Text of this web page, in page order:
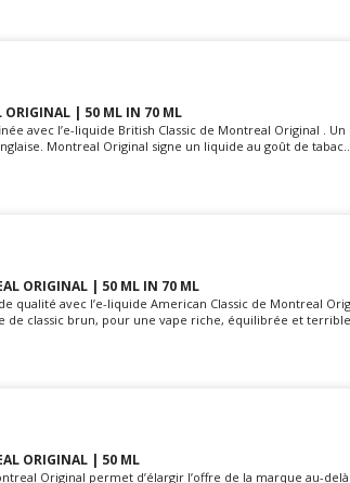
ORIGINAL | 50 ML IN 70 ML
avec l’e-liquide British Classic de Montreal Original .
Montreal Original signe un liquide au goût de tabac...
ORIGINAL | 50 ML IN 70 ML
qualité avec l’e-liquide American Classic de Montreal
de classic brun, pour une vape riche, équilibrée et
ORIGINAL | 50 ML
Original permet d’élargir l’offre de la marque au-